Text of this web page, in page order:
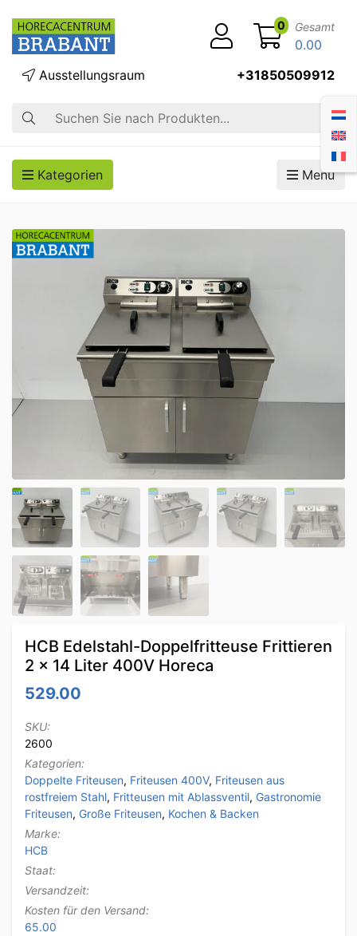
Suche
Ausstellungsraum +31850509912
0 Gesamt
0.00
Kategorien Menü
HCB Edelstahl-Doppelfritteuse Frittieren
2 x 14 Liter 400V Horeca
529.00
SKU:
2600
Kategorien:
Doppelte Friteusen, Friteusen 400V, Friteusen aus
rostfreiem Stahl, Fritteusen mit Ablassventil, Gastronomie
Friteusen, Große Friteusen, Kochen & Backen
Marke:
HCB
Staat:
Versandzeit:
Kosten für den Versand:
65.00